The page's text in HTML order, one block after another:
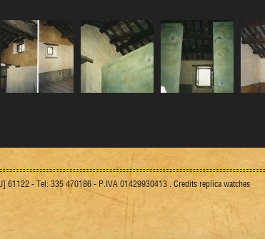
61122 - Tel: 335 470186 - P.IVA 01429930413 . Credits replica watches